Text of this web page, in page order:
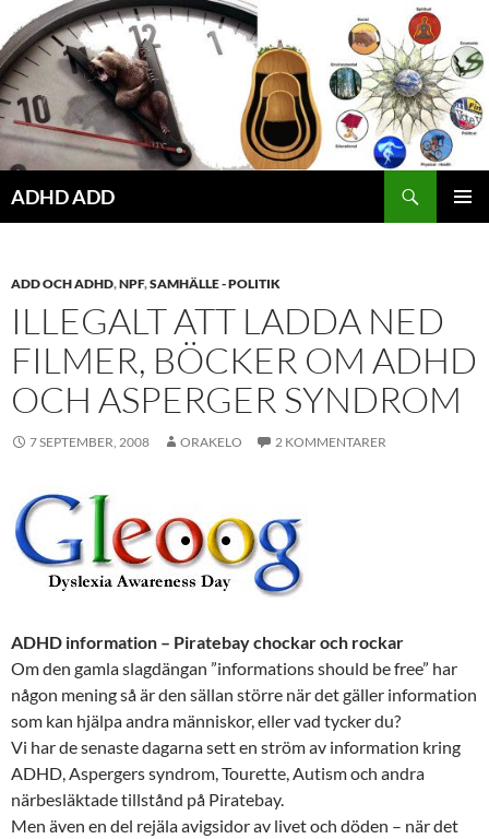
Hoppa
till
innehåll
ADHD ADD
ADD OCH ADHD,NPF,SAMHÄLLE - POLITIK
ILLEGALT ATT LADDA NED
FILMER, BÖCKER OM ADHD
OCH ASPERGER SYNDROM
7 SEPTEMBER, 2008 ORAKELO 2 KOMMENTARER
ADHD information – Piratebay chockar och rockar
Om den gamla slagdängan ”informations should be free” har
någon mening så är den sällan större när det gäller information
som kan hjälpa andra människor, eller vad tycker du?
Vi har de senaste dagarna sett en ström av information kring
ADHD, Aspergers syndrom, Tourette, Autism och andra
närbesläktade tillstånd på Piratebay.
Men även en del rejäla avigsidor av livet och döden – när det